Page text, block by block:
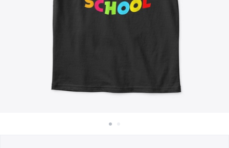
Unisex Classic Crewneck Sweatshirt
Classic Crew Neck T-Shirt